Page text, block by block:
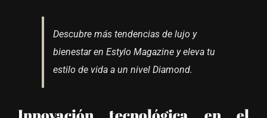
Descubre más tendencias de lujo y
bienestar en Estylo Magazine y eleva tu
estilo de vida a un nivel Diamond.